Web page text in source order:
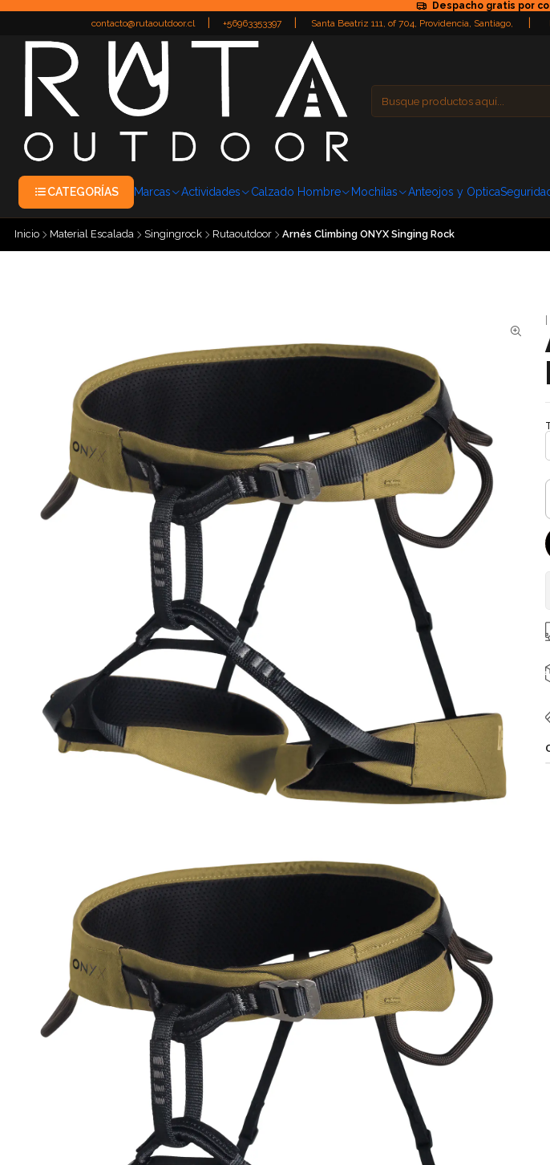
Despacho gratis por
contacto@rutaoutdoor.cl
+56963353397
Santa Beatriz 111, of 704, Providencia, Santiago,
CATEGORÍAS Marcas Actividades Calzado Hombre Mochilas Anteojos y Optica
Inicio Material Escalada Singingrock Rutaoutdoor Arnés Climbing ONYX Singing Rock
|